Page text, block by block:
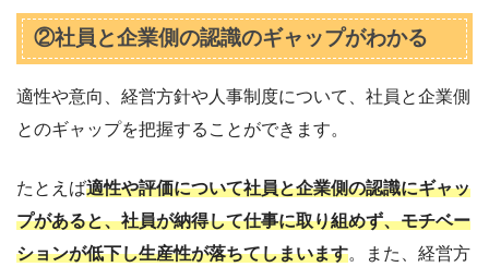
②社員と企業側の認識のギャップがわかる
適性や意向、経営方針や人事制度について、社員と企業側
とのギャップを把握することができます。
たとえば適性や評価について社員と企業側の認識にギャッ
プがあると、社員が納得して仕事に取り組めず、モチベー
ションが低下し生産性が落ちてしまいます。また、経営方